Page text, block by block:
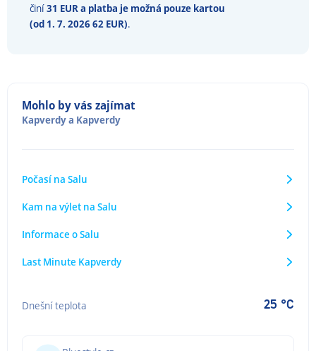
činí31 EUR a platba je možná pouze kartou
(od 1. 7. 2026 62 EUR).
Mohlo by vás zajímat
Kapverdya Kapverdy
Počasí na Salu
Kam na výlet na Salu
Informace o Salu
Last Minute Kapverdy
Dnešní teplota 25 °C